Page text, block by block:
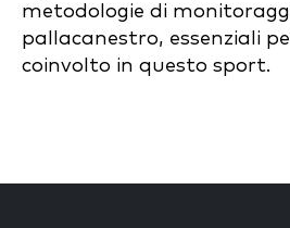
metodologie di
pallacanestro, essenziali
coinvolto in questo sport.